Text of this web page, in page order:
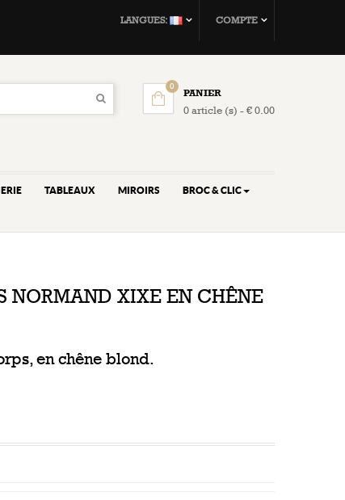
COMPTE
LANGUES:
PANIER
0 article (s) - € 0.00
0
TABLEAUX MIROIRS BROC & CLIC
NORMAND XIXE EN CHÊNE
en chêne blond.